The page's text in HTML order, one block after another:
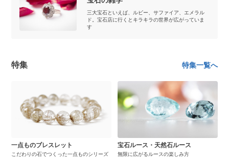
三大宝石といえば、ルビー、サファイア、エメラル
ド。宝石店に行くとキラキラの世界が広がっていま
す
特集 特集一覧へ
一点ものブレスレット
こだわりの石でつくった一点ものシリーズ
宝石ルース・天然石ルース
無限に広がるルースの楽しみ方